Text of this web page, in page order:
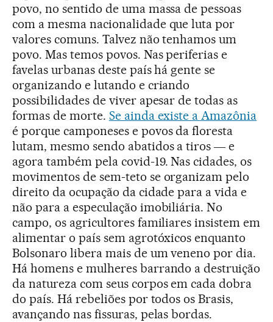
povo, no sentido de uma massa de pessoas
com a mesma nacionalidade que luta por
valores comuns. Talvez não tenhamos um
povo. Mas temos povos. Nas periferias e
favelas urbanas deste país há gente se
organizando e lutando e criando
possibilidades de viver apesar de todas as
formas de morte. Se ainda existe a Amazônia
é porque camponeses e povos da floresta
lutam, mesmo sendo abatidos a tiros ― e
agora também pela covid-19. Nas cidades, os
movimentos de sem-teto se organizam pelo
direito da ocupação da cidade para a vida e
não para a especulação imobiliária. No
campo, os agricultores familiares insistem em
alimentar o país sem agrotóxicos enquanto
Bolsonaro libera mais de um veneno por dia.
Há homens e mulheres barrando a destruição
da natureza com seus corpos em cada dobra
do país. Há rebeliões por todos os Brasis,
avançando nas fissuras, pelas bordas.